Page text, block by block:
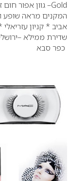
Gold– גוון אפור חום
המקנים מראה שופע
אביב * קניון
שדירת ממילא
כפר סבא